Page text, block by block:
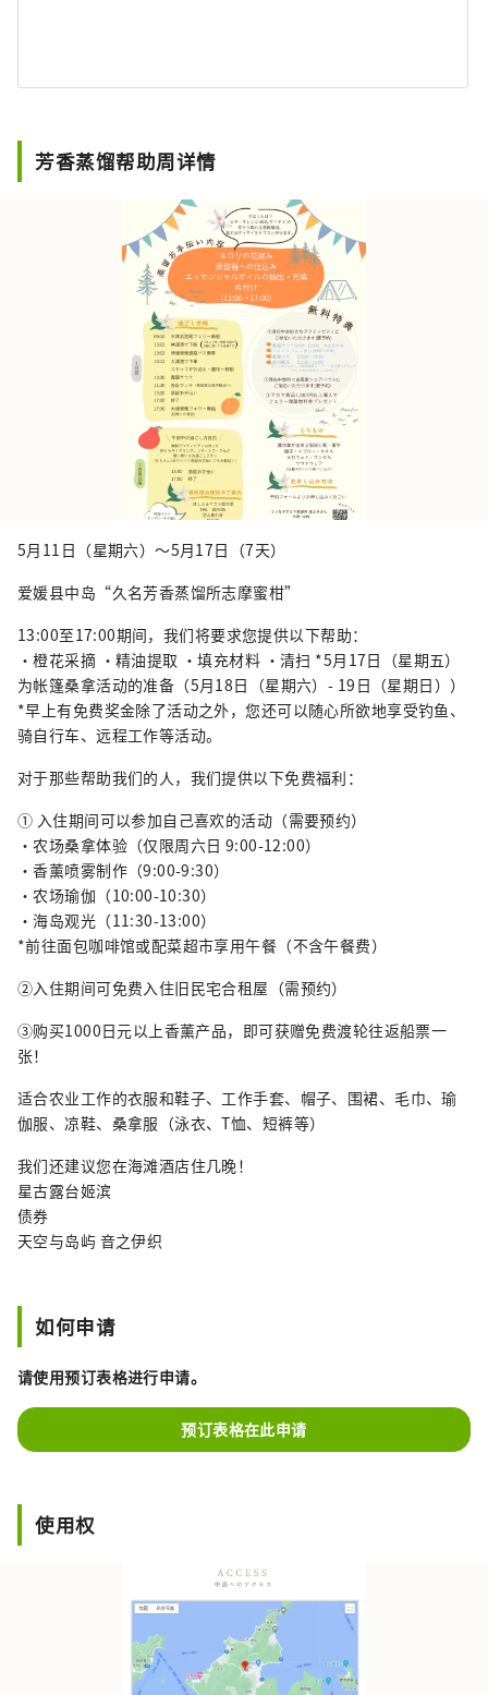
芳香蒸馏帮助周详情
5月11日（星期六）～5月17日（7天）
爱媛县中岛“久名芳香蒸馏所志摩蜜柑”
13:00至17:00期间，我们将要求您提供以下帮助：
・橙花采摘 ・精油提取 ・填充材料 ・清扫 *5月17日（星期五）
为帐篷桑拿活动的准备（5月18日（星期六）- 19日（星期日））
*早上有免费奖金除了活动之外，您还可以随心所欲地享受钓鱼、
骑自行车、远程工作等活动。
对于那些帮助我们的人，我们提供以下免费福利：
① 入住期间可以参加自己喜欢的活动（需要预约）
・农场桑拿体验（仅限周六日 9:00-12:00）
・香薰喷雾制作（9:00-9:30）
・农场瑜伽（10:00-10:30）
・海岛观光（11:30-13:00）
*前往面包咖啡馆或配菜超市享用午餐（不含午餐费）
②入住期间可免费入住旧民宅合租屋（需预约）
③购买1000日元以上香薰产品，即可获赠免费渡轮往返船票一
张！
适合农业工作的衣服和鞋子、工作手套、帽子、围裙、毛巾、瑜
伽服、凉鞋、桑拿服（泳衣、T恤、短裤等）
我们还建议您在海滩酒店住几晚！
星古露台姬滨
债券
天空与岛屿 音之伊织
如何申请
请使用预订表格进行申请。
预订表格在此申请
使用权